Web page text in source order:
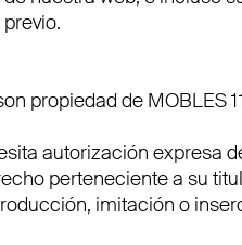
propiedad de MOBLES
autorización expresa
perteneciente a su
imitación o